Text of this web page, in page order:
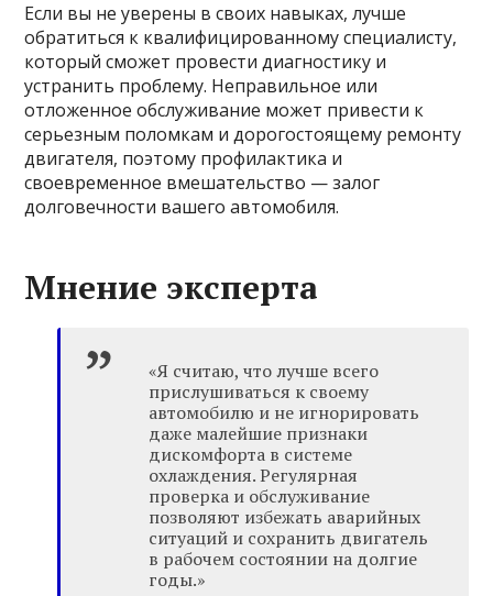
Если вы не уверены в своих навыках, лучше
обратиться к квалифицированному специалисту,
который сможет провести диагностику и
устранить проблему. Неправильное или
отложенное обслуживание может привести к
серьезным поломкам и дорогостоящему ремонту
двигателя, поэтому профилактика и
своевременное вмешательство — залог
долговечности вашего автомобиля.
Мнение эксперта
«Я считаю, что лучше всего
прислушиваться к своему
автомобилю и не игнорировать
даже малейшие признаки
дискомфорта в системе
охлаждения. Регулярная
проверка и обслуживание
позволяют избежать аварийных
ситуаций и сохранить двигатель
в рабочем состоянии на долгие
годы.»